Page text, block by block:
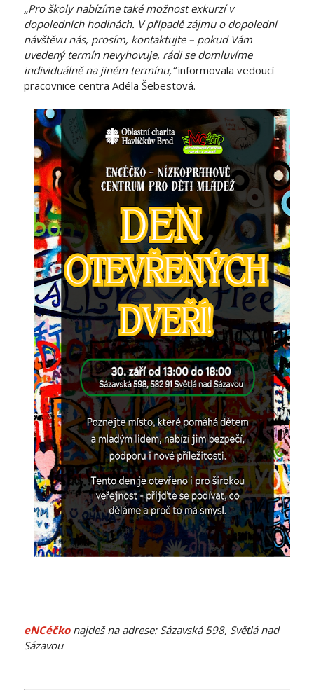
„Pro školy nabízíme také možnost exkurzí v
dopoledních hodinách. V případě zájmu o dopolední
návštěvu nás, prosím, kontaktujte – pokud Vám
uvedený termín nevyhovuje, rádi se domluvíme
individuálně na jiném termínu,“informovala vedoucí
pracovnice centra Adéla Šebestová.
eNCéčkonajdeš na adrese: Sázavská 598, Světlá nad
Sázavou